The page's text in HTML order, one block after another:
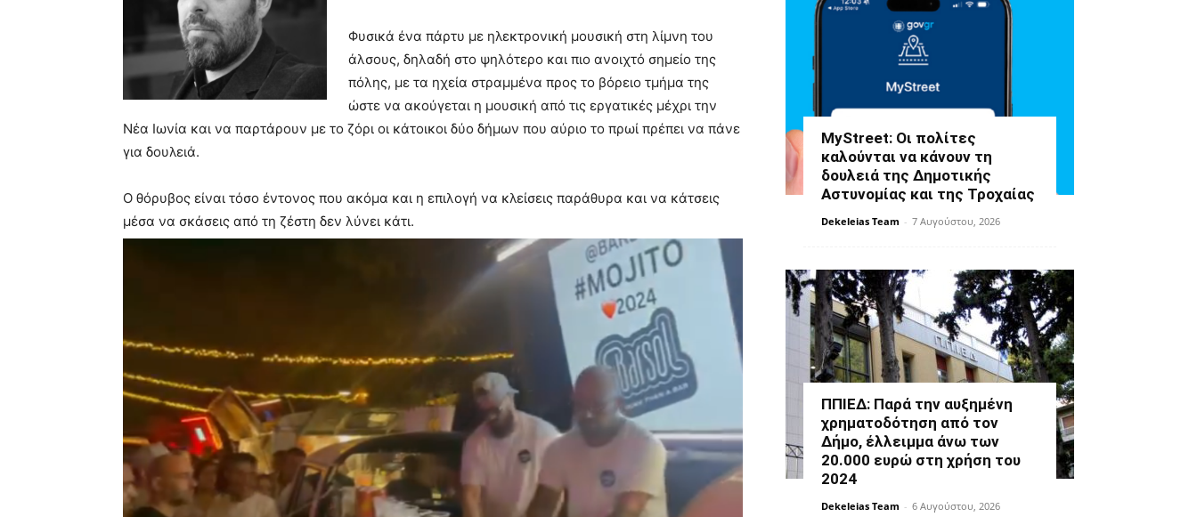
Φυσικά ένα πάρτυ με ηλεκτρονική μουσική στη λίμνη του
άλσους, δηλαδή στο ψηλότερο και πιο ανοιχτό σημείο της
πόλης, με τα ηχεία στραμμένα προς το βόρειο τμήμα της
ώστε να ακούγεται η μουσική από τις εργατικές μέχρι την
Νέα Ιωνία και να παρτάρουν με το ζόρι οι κάτοικοι δύο δήμων που αύριο το πρωί πρέπει να πάνε
για δουλειά.
Ο θόρυβος είναι τόσο έντονος που ακόμα και η επιλογή να κλείσεις παράθυρα και να κάτσεις
μέσα να σκάσεις από τη ζέστη δεν λύνει κάτι.
MyStreet: Οι πολίτες
καλούνται να κάνουν τη
δουλειά της Δημοτικής
Αστυνομίας και της Τροχαίας
Dekeleias Team - 7 Αυγούστου, 2026
ΠΠΙΕΔ: Παρά την αυξημένη
χρηματοδότηση από τον
Δήμο, έλλειμμα άνω των
20.000 ευρώ στη χρήση του
2024
Dekeleias Team - 6 Αυγούστου, 2026